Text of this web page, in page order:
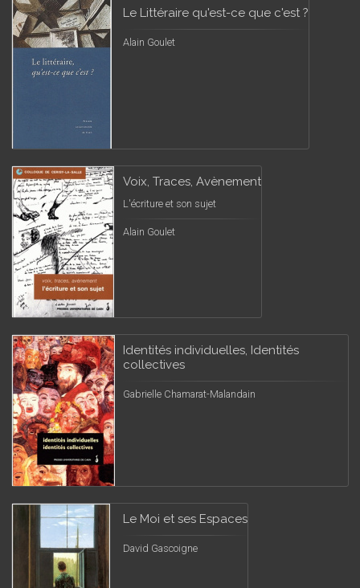
Le Littéraire qu'est-ce que c'est ?
Alain Goulet
Voix, Traces, Avènement
L'écriture et son sujet
Alain Goulet
Identités individuelles, Identités
collectives
Gabrielle Chamarat-Malandain
Le Moi et ses Espaces
David Gascoigne